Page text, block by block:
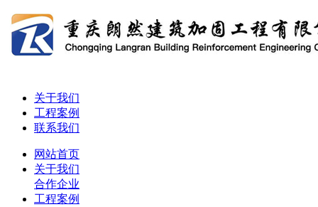
关于我们
工程案例
联系我们
网站首页
关于我们
合作企业
工程案例